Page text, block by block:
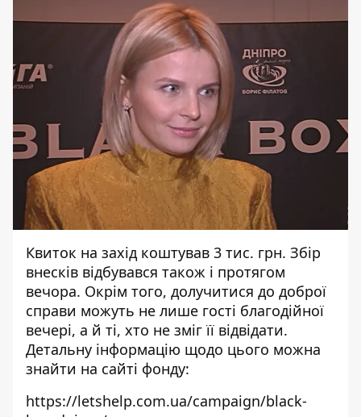
Квиток на захід коштував 3 тис. грн. Збір
внесків відбувався також і протягом
вечора. Окрім того, долучитися до доброї
справи можуть не лише гості благодійної
вечері, а й ті, хто не зміг її відвідати.
Детальну інформацію щодо цього можна
знайти на сайті фонду:
https://letshelp.com.ua/campaign/black-